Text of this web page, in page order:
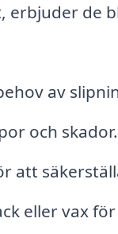
erbjuder de
av
och skador.
att
eller vax